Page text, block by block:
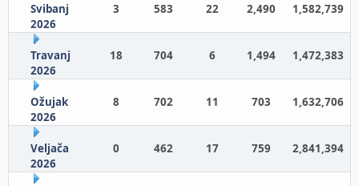
Svibanj
2026
3 583 22 2,490 1,582,739
Travanj
2026
18 704 6 1,494 1,472,383
Ožujak
2026
8 702 11 703 1,632,706
Veljača
2026
0 462 17 759 2,841,394